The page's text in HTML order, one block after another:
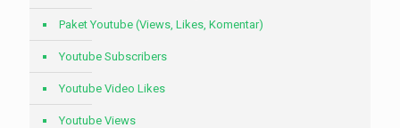
Paket Youtube (Views, Likes, Komentar)
Youtube Subscribers
Youtube Video Likes
Youtube Views